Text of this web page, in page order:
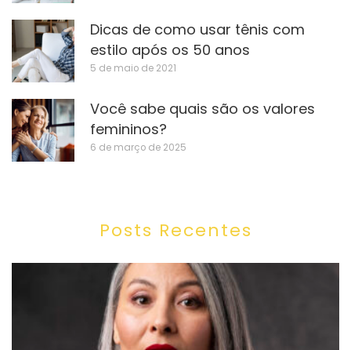
Dicas de como usar tênis com
estilo após os 50 anos
5 de maio de 2021
Você sabe quais são os valores
femininos?
6 de março de 2025
Posts Recentes